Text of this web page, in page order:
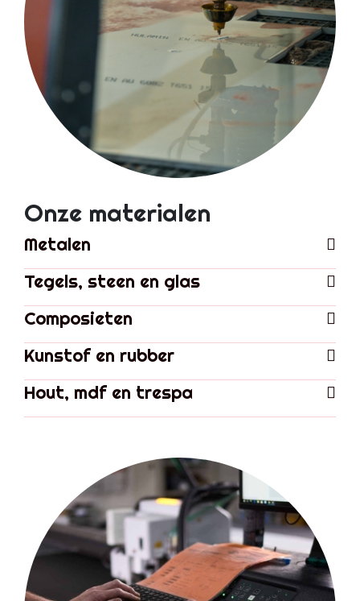
Onze materialen
Metalen
Tegels, steen en glas
Composieten
Kunstof en rubber
Hout, mdf en trespa